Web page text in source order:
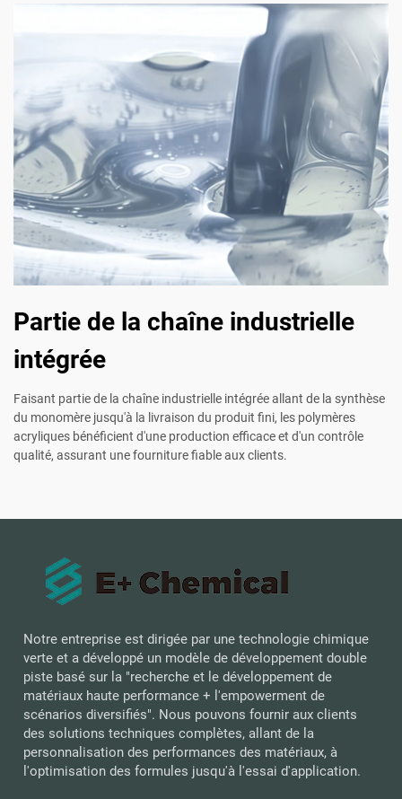
Partie de la chaîne industrielle
intégrée
Faisant partie de la chaîne industrielle intégrée allant de la synthèse
du monomère jusqu'à la livraison du produit fini, les polymères
acryliques bénéficient d'une production efficace et d'un contrôle
qualité, assurant une fourniture fiable aux clients.
Notre entreprise est dirigée par une technologie chimique
verte et a développé un modèle de développement double
piste basé sur la "recherche et le développement de
matériaux haute performance + l'empowerment de
scénarios diversifiés". Nous pouvons fournir aux clients
des solutions techniques complètes, allant de la
personnalisation des performances des matériaux, à
l'optimisation des formules jusqu'à l'essai d'application.